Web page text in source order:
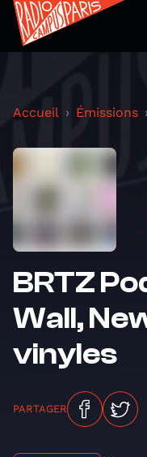
Accueil Émissions
BRTZ
Wall,
vinyles
PARTAGER